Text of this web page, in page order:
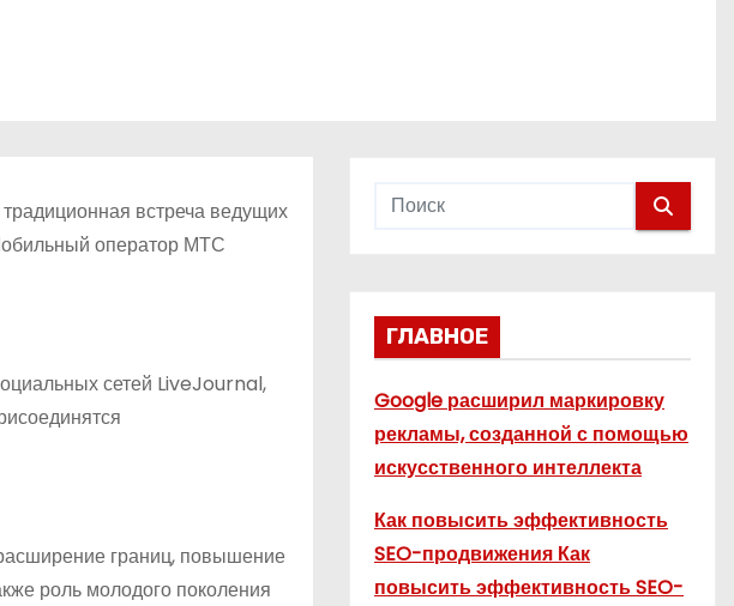
встреча ведущих
оператор МТС
сетей LiveJournal,
границ, повышение
роль молодого поколения
ГЛАВНОЕ
Google расширил маркировку
рекламы, созданной с помощью
искусственного интеллекта
Как повысить эффективность
SEO-продвижения Как
повысить эффективность SEO-